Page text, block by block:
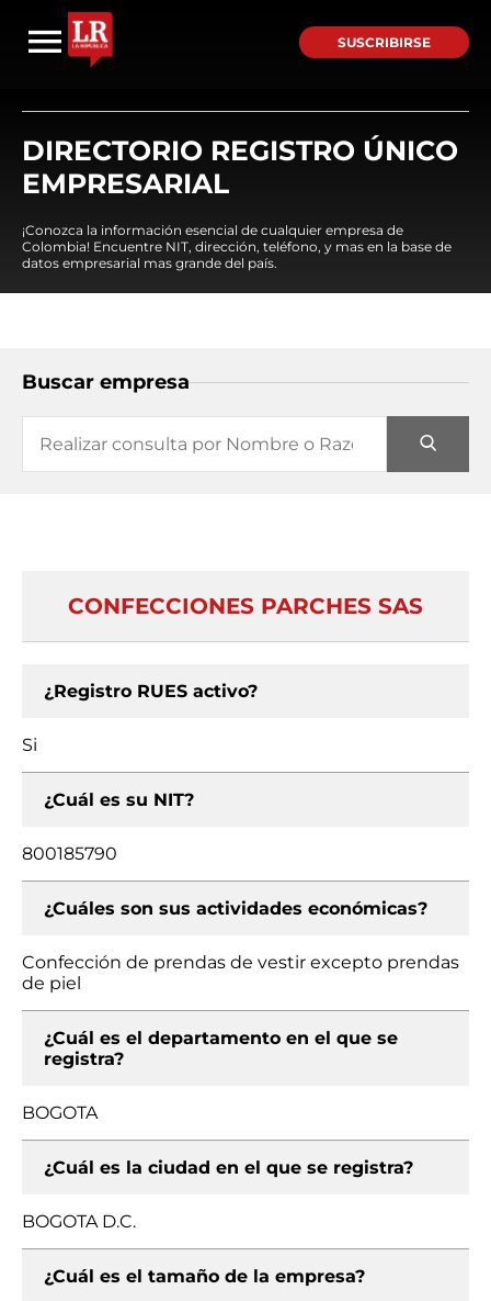
SUSCRIBIRSE
DIRECTORIO REGISTRO ÚNICO
EMPRESARIAL
¡Conozca la información esencial de cualquier empresa de
Colombia! Encuentre NIT, dirección, teléfono, y mas en la base de
datos empresarial mas grande del país.
Buscar empresa
CONFECCIONES PARCHES SAS
¿Registro RUES activo?
Si
¿Cuál es su NIT?
800185790
¿Cuáles son sus actividades económicas?
Confección de prendas de vestir excepto prendas
de piel
¿Cuál es el departamento en el que se
registra?
BOGOTA
¿Cuál es la ciudad en el que se registra?
BOGOTA D.C.
¿Cuál es el tamaño de la empresa?